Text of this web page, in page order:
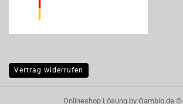
Vertrag widerrufen
Onlineshop Lösungby Gambio.de ©